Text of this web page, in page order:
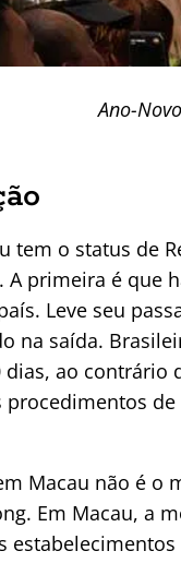
Ano-
tem o status de
primeira é que
Leve seu
na saída.
ao
Macau não é o
Em Macau, a